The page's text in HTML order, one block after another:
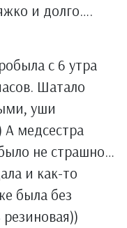
и долго….
с 6 утра
Шатало
уши
медсестра
не страшно…
и как-то
была без